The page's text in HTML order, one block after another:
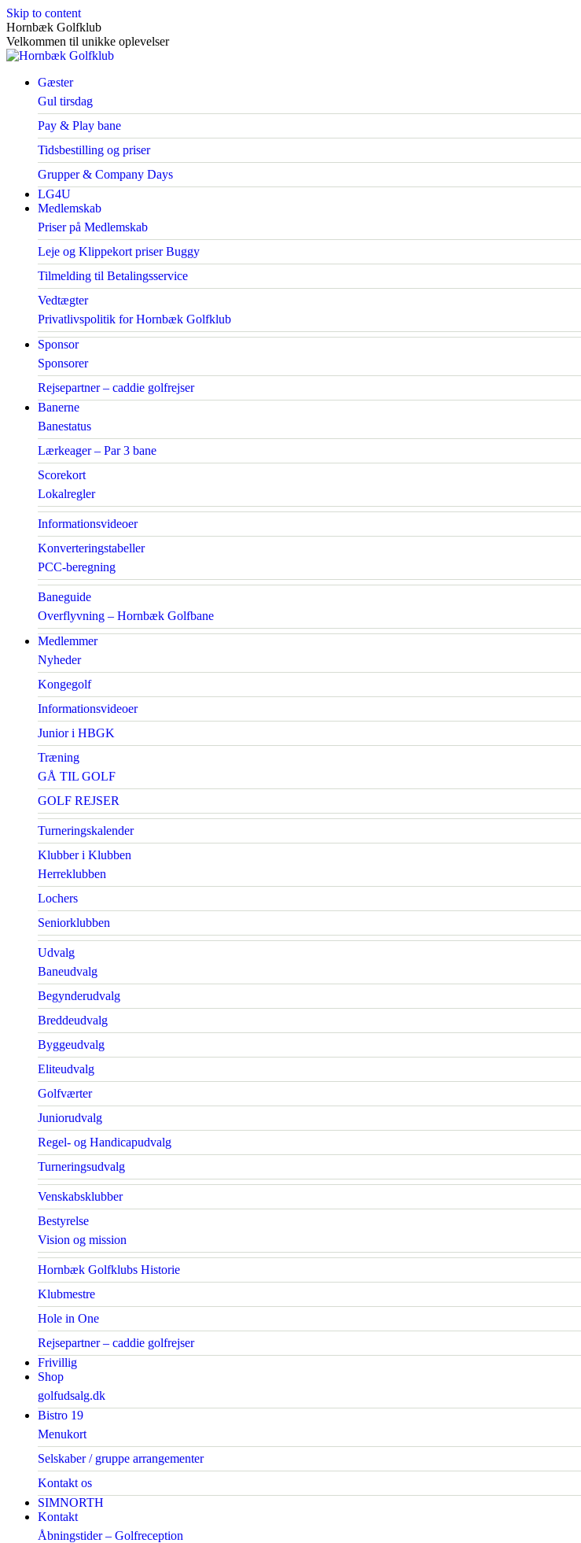
Skip to content
Hornbæk Golfklub
Velkommen til unikke oplevelser
Gæster
Gul tirsdag
Pay & Play bane
Tidsbestilling og priser
Grupper & Company Days
LG4U
Medlemskab
Priser på Medlemskab
Leje og Klippekort priser Buggy
Tilmelding til Betalingsservice
Vedtægter
Privatlivspolitik for Hornbæk Golfklub
Sponsor
Sponsorer
Rejsepartner – caddie golfrejser
Banerne
Banestatus
Lærkeager – Par 3 bane
Scorekort
Lokalregler
Informationsvideoer
Konverteringstabeller
PCC-beregning
Baneguide
Overflyvning – Hornbæk Golfbane
Medlemmer
Nyheder
Kongegolf
Informationsvideoer
Junior i HBGK
Træning
GÅ TIL GOLF
GOLF REJSER
Turneringskalender
Klubber i Klubben
Herreklubben
Lochers
Seniorklubben
Udvalg
Baneudvalg
Begynderudvalg
Breddeudvalg
Byggeudvalg
Eliteudvalg
Golfværter
Juniorudvalg
Regel- og Handicapudvalg
Turneringsudvalg
Venskabsklubber
Bestyrelse
Vision og mission
Hornbæk Golfklubs Historie
Klubmestre
Hole in One
Rejsepartner – caddie golfrejser
Frivillig
Shop
golfudsalg.dk
Bistro 19
Menukort
Selskaber / gruppe arrangementer
Kontakt os
SIMNORTH
Kontakt
Åbningstider – Golfreception